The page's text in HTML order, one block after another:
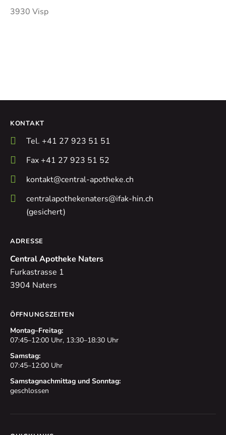
3930 Visp
KONTAKT
Tel. +41 27 923 51 51
Fax +41 27 923 51 52
kontakt@central-apotheke.ch
centralapothekenaters@ifak-hin.ch
(gesichert)
ADRESSE
Central Apotheke Naters
Furkastrasse 1
3904 Naters
ÖFFNUNGSZEITEN
Montag–Freitag:
07:45–12:00 Uhr, 13:30–18:30 Uhr
Samstag:
07:45–12:00 Uhr
Samstagnachmittag und Sonntag:
geschlossen